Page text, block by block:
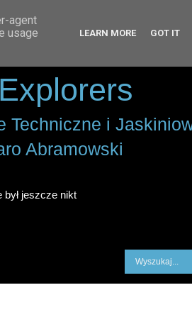
Techniczne i
Abramowski
był jeszcze nikt
agent
usage
LEARN MORE GOT IT